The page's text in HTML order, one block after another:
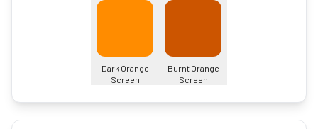
Dark Orange
Screen
Burnt Orange
Screen